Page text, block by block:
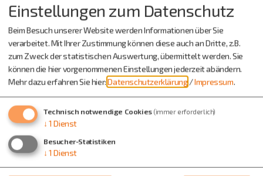
Einstellungen zum Datenschutz
Beim Besuch unserer Website werden Informationen über Sie
verarbeitet. Mit Ihrer Zustimmung können diese auch an Dritte, z.B.
zum Zweck der statistischen Auswertung, übermittelt werden. Sie
können die hier vorgenommenen Einstellungen jederzeit abändern.
Mehr dazu erfahren Sie hier:Datenschutzerklärung /Impressum.
Technisch notwendige Cookies (immer erforderlich)
↓ 1 Dienst
Besucher-Statistiken
↓ 1 Dienst